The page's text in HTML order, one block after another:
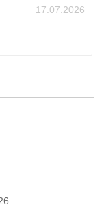
17.07.2026